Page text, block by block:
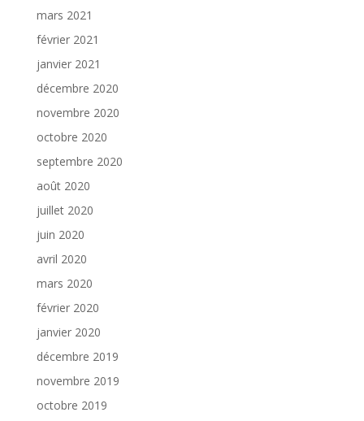
mars 2021
février 2021
janvier 2021
décembre 2020
novembre 2020
octobre 2020
septembre 2020
août 2020
juillet 2020
juin 2020
avril 2020
mars 2020
février 2020
janvier 2020
décembre 2019
novembre 2019
octobre 2019